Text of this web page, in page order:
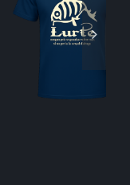
Moneda Jabalí